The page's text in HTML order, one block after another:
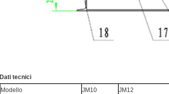
Dati tecnici
Modello
JM10 JM12